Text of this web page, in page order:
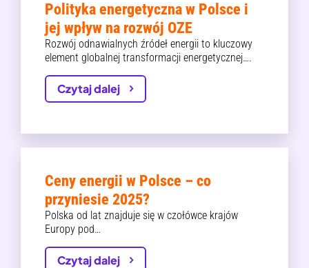
Polityka energetyczna w Polsce i
jej wpływ na rozwój OZE
Rozwój odnawialnych źródeł energii to kluczowy
element globalnej transformacji energetycznej….
Czytaj dalej
Ceny energii w Polsce – co
przyniesie 2025?
Polska od lat znajduje się w czołówce krajów
Europy pod…
Czytaj dalej